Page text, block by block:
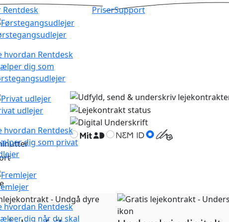
hvordan Rentdesk
dig som
udlejer
hvordan Rentdesk
dig som privat
hvordan Rentdesk
dig når du skal
PriserSupport